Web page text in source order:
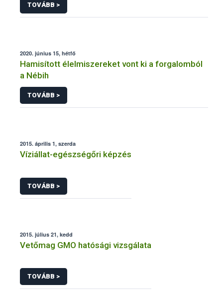
TOVÁBB >
2020. június 15, hétfő
Hamisított élelmiszereket vont ki a forgalomból
a Nébih
TOVÁBB >
2015. április 1, szerda
Víziállat-egészségőri képzés
TOVÁBB >
2015. július 21, kedd
Vetőmag GMO hatósági vizsgálata
TOVÁBB >